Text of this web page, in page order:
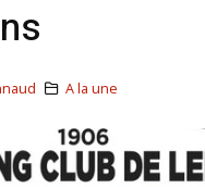
A la une